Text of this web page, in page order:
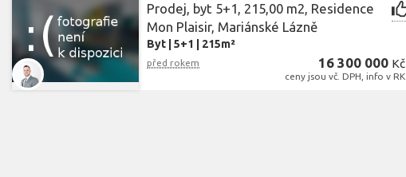
Prodej, byt 5+1, 215,00 m2, Residence
Mon Plaisir, Mariánské Lázně
Byt |5+1 215m²
před rokem 16 300 000 Kč
ceny jsou vč. DPH, info v RK